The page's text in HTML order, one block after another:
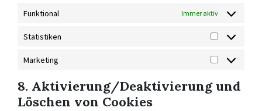
Funktional Immer aktiv
Statistiken STATISTIKEN
Marketing MARKETING
8. Aktivierung/Deaktivierung und
Löschen von Cookies